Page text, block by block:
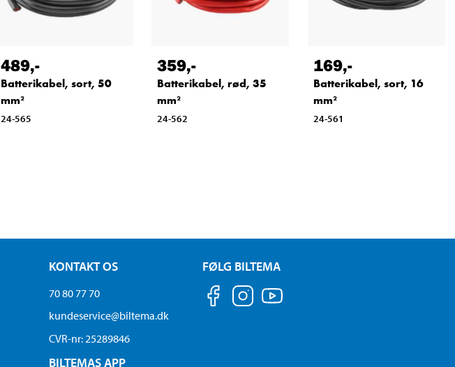
489,-
Batterikabel, sort, 50
mm²
24-565
359,-
Batterikabel, rød, 35
mm²
24-562
169,-
Batterikabel, sort, 16
mm²
24-561
KONTAKT OS
70 80 77 70
kundeservice@biltema.dk
CVR-nr: 25289846
BILTEMAS APP
FØLG BILTEMA